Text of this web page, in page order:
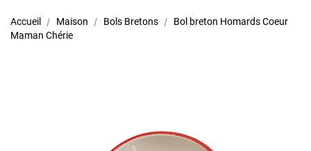
Accueil Maison Bols Bretons
Bol breton Homards Coeur
Maman Chérie